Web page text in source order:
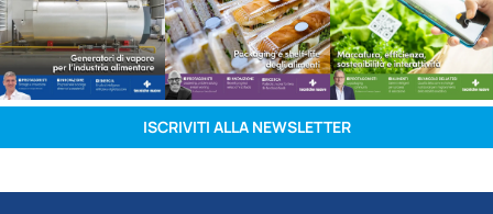
ISCRIVITI ALLA NEWSLETTER